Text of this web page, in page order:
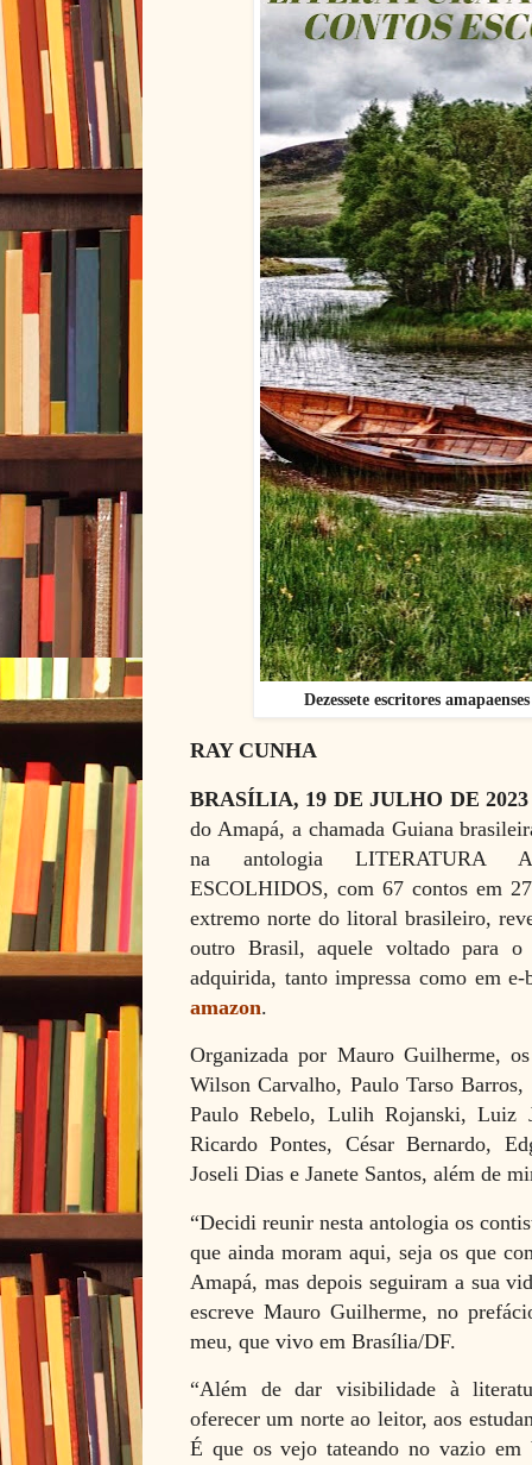
Dezessete escritores
RAY CUNHA
BRASÍLIA, 19 DE JULHO DE 2023
do Amapá, a chamada Guiana
na antologia LITERATURA
ESCOLHIDOS, com 67 contos em
extremo norte do litoral brasileiro,
outro Brasil, aquele voltado para
adquirida, tanto impressa como em
amazon.
Organizada por Mauro Guilherme,
Wilson Carvalho, Paulo Tarso Barros,
Paulo Rebelo, Lulih Rojanski, Luiz
Ricardo Pontes, César Bernardo,
Joseli Dias e Janete Santos, além de
“Decidi reunir nesta antologia os
que ainda moram aqui, seja os que
Amapá, mas depois seguiram a sua
escreve Mauro Guilherme, no
meu, que vivo em Brasília/DF.
“Além de dar visibilidade à
oferecer um norte ao leitor, aos
É que os vejo tateando no vazio em